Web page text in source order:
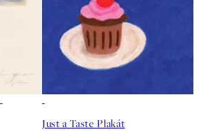
Just a Taste Plakát